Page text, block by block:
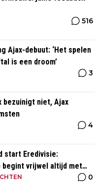
516
Ajax-debuut: ‘Het spelen
is een droom’
3
bezuinigt niet, Ajax
4
start Eredivisie:
begint vrijwel altijd met
0